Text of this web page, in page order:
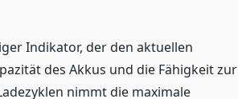
Indikator, der den aktuellen
des Akkus und die Fähigkeit zur
nimmt die maximale